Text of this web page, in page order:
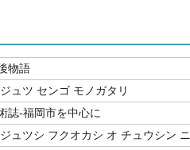
物語
ュツ センゴ モノガタリ
誌-福岡市を中心に
ュツシ フクオカシ オ チュウシン ニ